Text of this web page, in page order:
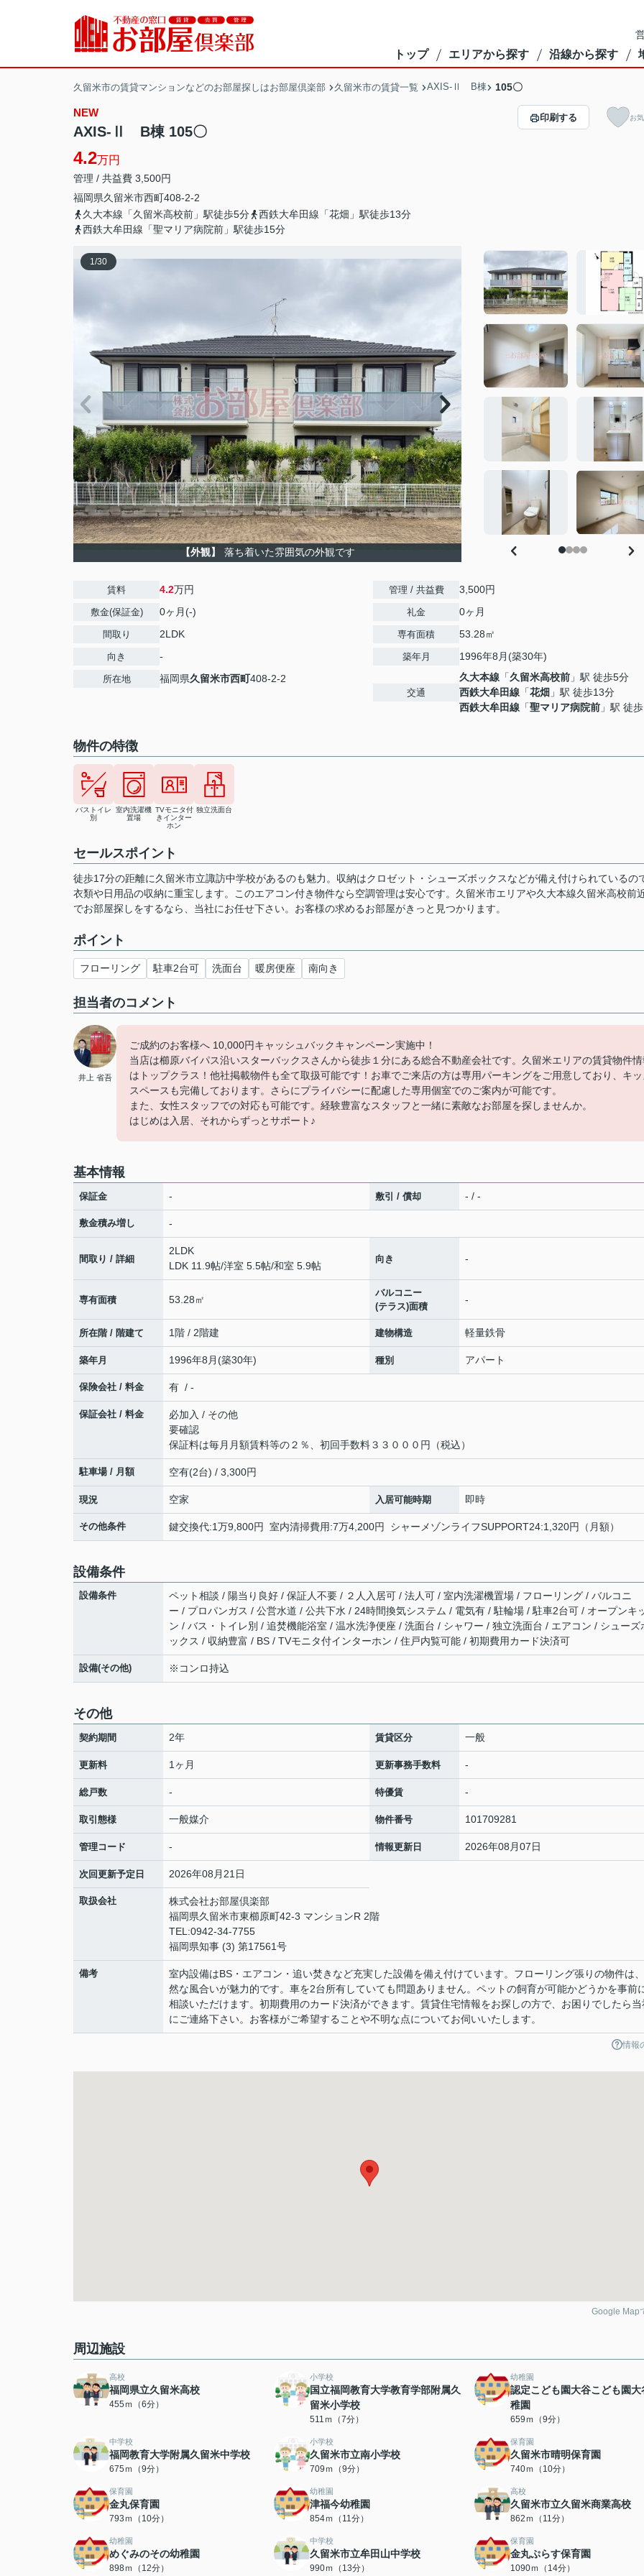
トップ エリアから探す 沿線から探す
久留米市の賃貸マンションなどのお部屋探しはお部屋倶楽部 久留米市の賃貸一覧 AXIS-Ⅱ B棟 105〇
NEW
AXIS-Ⅱ B棟 105〇
4.2万円
管理 / 共益費 3,500円
福岡県久留米市西町408-2-2
久大本線「久留米高校前」駅徒歩5分
西鉄大牟田線「花畑」駅徒歩13分
西鉄大牟田線「聖マリア病院前」駅徒歩15分
印刷する お
1/30
【外観】 落ち着いた雰囲気の外観です
賃料 4.2万円
敷金(保証金) 0ヶ月(-)
間取り 2LDK
向き -
所在地 福岡県久留米市西町408-2-2
管理 / 共益費 3,500円
礼金 0ヶ月
専有面積 53.28㎡
築年月 1996年8月(築30年)
交通
久大本線 「久留米高校前 」駅 徒歩5分
西鉄大牟田線 「花畑 」駅 徒歩13分
西鉄大牟田線 「聖マリア病院前 」駅 徒
物件の特徴
バストイレ
別
室内洗濯機
置場
TVモニタ付
きインター
ホン
独立洗面台
セールスポイント
徒歩17分の距離に久留米市立諏訪中学校があるのも魅力。収納はクロゼット・シューズボックスなどが備え付けられているの
衣類や日用品の収納に重宝します。このエアコン付き物件なら空調管理は安心です。久留米市エリアや久大本線久留米高校前
でお部屋探しをするなら、当社にお任せ下さい。お客様の求めるお部屋がきっと見つかります。
ポイント
フローリング 駐車2台可 洗面台 暖房便座 南向き
担当者のコメント
井上 省吾
ご成約のお客様へ 10,000円キャッシュバックキャンペーン実施中！
当店は櫛原バイパス沿いスターバックスさんから徒歩１分にある総合不動産会社です。久留米エリアの賃貸物件
はトップクラス！他社掲載物件も全て取扱可能です！お車でご来店の方は専用パーキングをご用意しており、キ
スペースも完備しております。さらにプライバシーに配慮した専用個室でのご案内が可能です。
また、女性スタッフでの対応も可能です。経験豊富なスタッフと一緒に素敵なお部屋を探しませんか。
はじめは入居、それからずっとサポート♪
基本情報
保証金 - 敷引 / 償却 - / -
敷金積み増し -
間取り / 詳細
2LDK
LDK 11.9帖/洋室 5.5帖/和室 5.9帖
向き -
専有面積 53.28㎡
バルコニー
(テラス)面積
-
所在階 / 階建て 1階 / 2階建 建物構造 軽量鉄骨
築年月 1996年8月(築30年) 種別 アパート
保険会社 / 料金 有 / -
保証会社 / 料金
必加入 / その他
要確認
保証料は毎月月額賃料等の２％、初回手数料３３０００円（税込）
駐車場 / 月額 空有(2台) / 3,300円
現況 空家 入居可能時期 即時
その他条件 鍵交換代:1万9,800円 室内清掃費用:7万4,200円 シャーメゾンライフSUPPORT24:1,320円（月額）
設備条件
設備条件
ペット相談 / 陽当り良好 / 保証人不要 / ２人入居可 / 法人可 / 室内洗濯機置場 / フローリング / バルコニ
ー / プロパンガス / 公営水道 / 公共下水 / 24時間換気システム / 電気有 / 駐輪場 / 駐車2台可 / オープンキ
ン / バス・トイレ別 / 追焚機能浴室 / 温水洗浄便座 / 洗面台 / シャワー / 独立洗面台 / エアコン / シューズ
ックス / 収納豊富 / BS / TVモニタ付インターホン / 住戸内覧可能 / 初期費用カード決済可
設備(その他) ※コンロ持込
その他
契約期間 2年 賃貸区分 一般
更新料 1ヶ月 更新事務手数料 -
総戸数 - 特優賃 -
取引態様 一般媒介 物件番号 101709281
管理コード - 情報更新日 2026年08月07日
次回更新予定日 2026年08月21日
取扱会社
株式会社お部屋倶楽部
福岡県久留米市東櫛原町42-3 マンションR 2階
TEL:0942-34-7755
福岡県知事 (3) 第17561号
備考
室内設備はBS・エアコン・追い焚きなど充実した設備を備え付けています。フローリング張りの物件は
然な風合いが魅力的です。車を2台所有していても問題ありません。ペットの飼育が可能かどうかを事前
相談いただけます。初期費用のカード決済ができます。賃貸住宅情報をお探しの方で、お困りでしたら当
にご連絡下さい。お客様がご希望することや不明な点についてお伺いいたします。
情報
Google Map
周辺施設
高校
福岡県立久留米高校
455ｍ（6分）
小学校
国立福岡教育大学教育学部附属久
留米小学校
511ｍ（7分）
幼稚園
認定こども園大谷こども園大
稚園
659ｍ（9分）
中学校
福岡教育大学附属久留米中学校
675ｍ（9分）
小学校
久留米市立南小学校
709ｍ（9分）
保育園
久留米市晴明保育園
740ｍ（10分）
保育園
金丸保育園
793ｍ（10分）
幼稚園
津福今幼稚園
854ｍ（11分）
高校
久留米市立久留米商業高校
862ｍ（11分）
幼稚園
めぐみのその幼稚園
898ｍ（12分）
中学校
久留米市立牟田山中学校
990ｍ（13分）
保育園
金丸ぷらす保育園
1090ｍ（14分）